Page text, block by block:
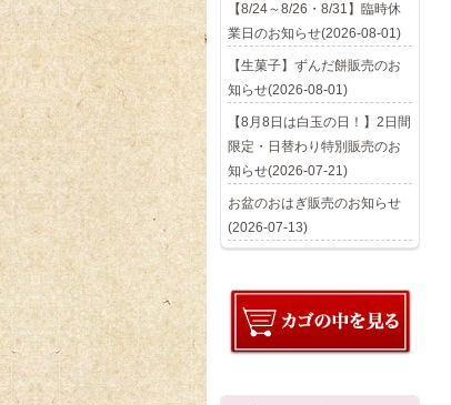
【8/24～8/26・8/31】臨時休
業日のお知らせ(2026-08-01)
【生菓子】ずんだ餅販売のお
知らせ(2026-08-01)
【8月8日は白玉の日！】2日間
限定・日替わり特別販売のお
知らせ(2026-07-21)
お盆のおはぎ販売のお知らせ
(2026-07-13)